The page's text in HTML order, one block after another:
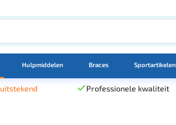
Hulpmiddelen Braces Sportartikelen
uitstekend Professionele kwaliteit